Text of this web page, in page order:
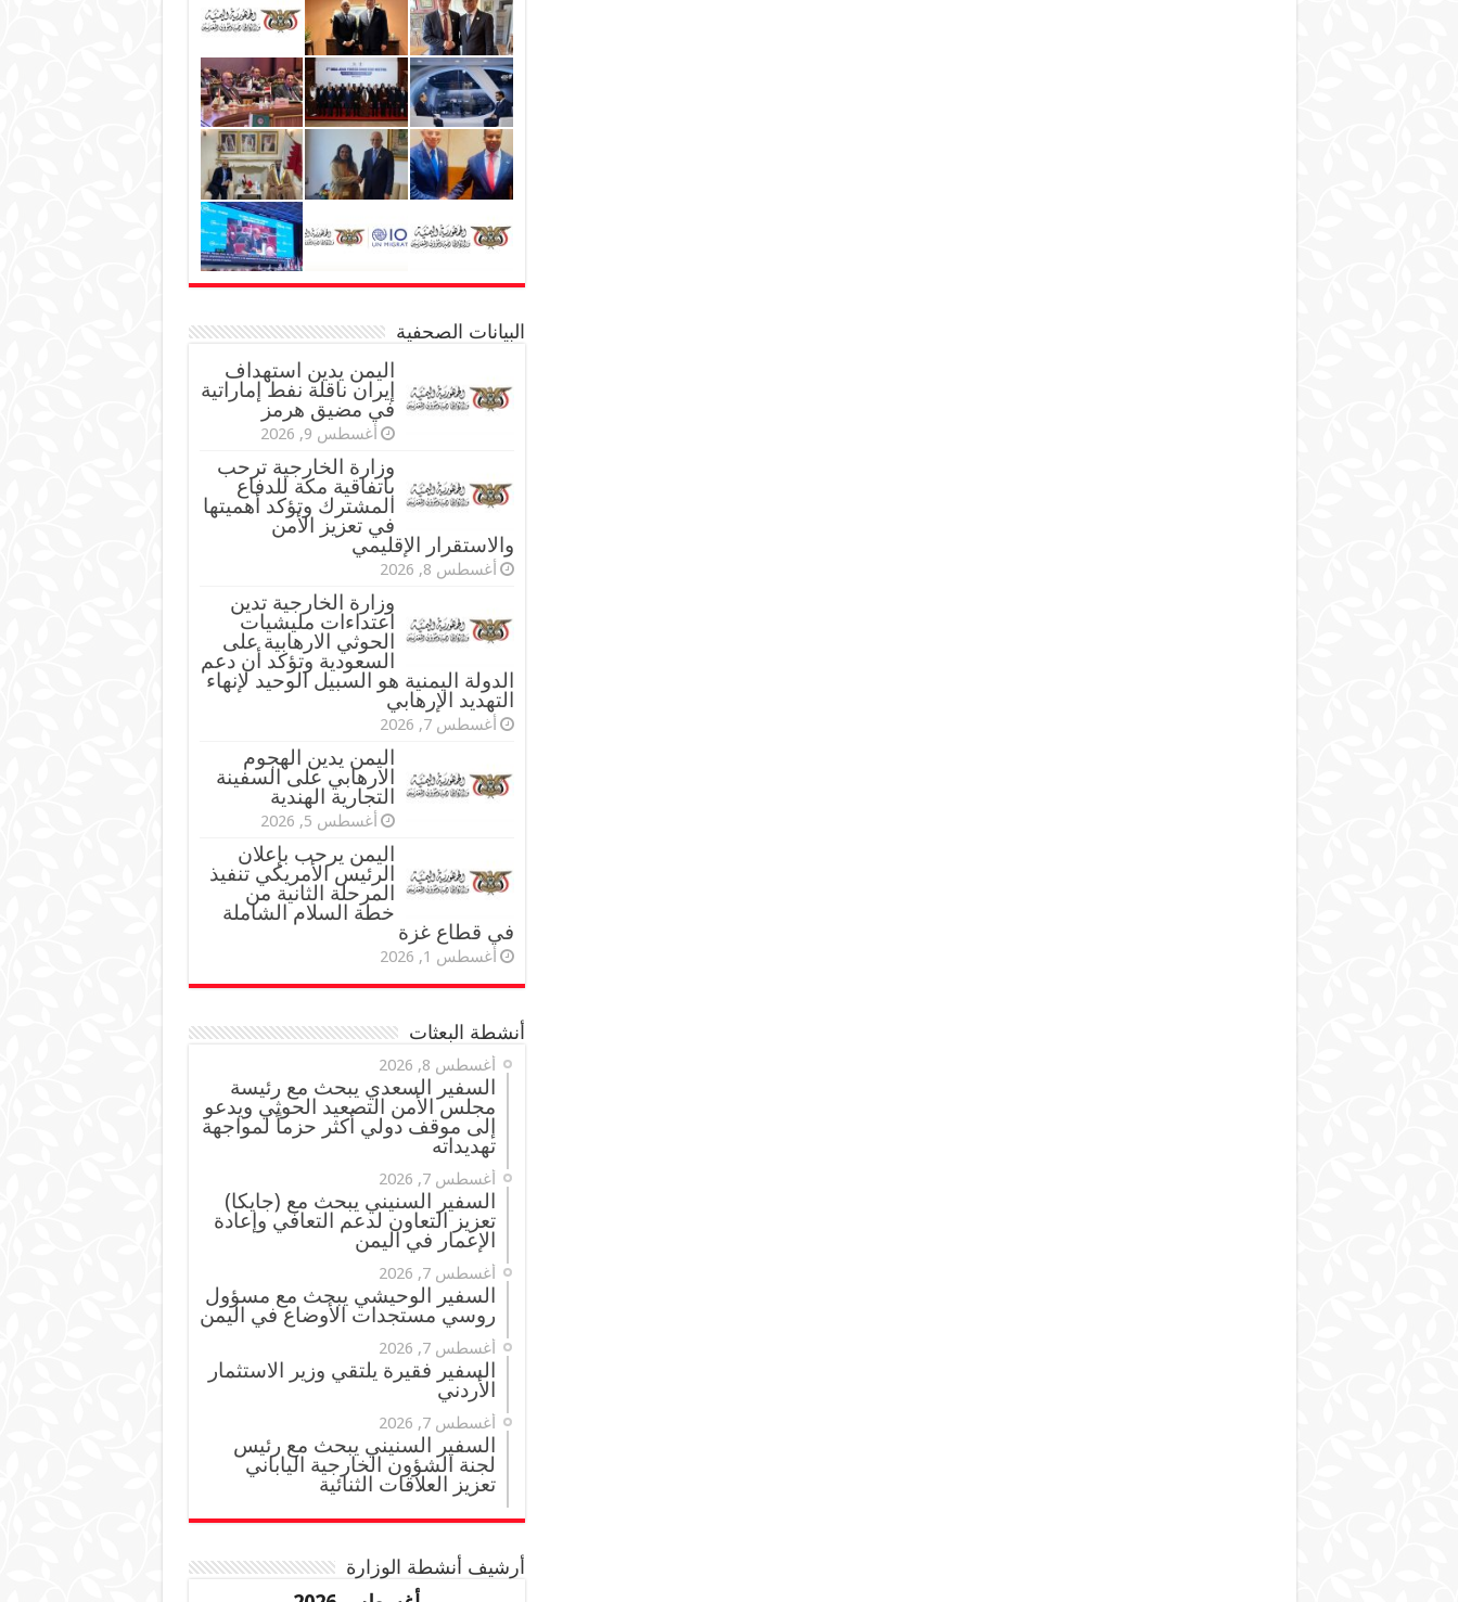
البيانات الصحفية
اليمن يدين استهداف
إيران ناقلة نفط إماراتية
في مضيق هرمز
أغسطس 9, 2026
وزارة الخارجية ترحب
باتفاقية مكة للدفاع
المشترك وتؤكد أهميتها
في تعزيز الأمن
والاستقرار الإقليمي
أغسطس 8, 2026
وزارة الخارجية تدين
اعتداءات مليشيات
الحوثي الارهابية على
السعودية وتؤكد أن دعم
الدولة اليمنية هو السبيل الوحيد لإنهاء
التهديد الإرهابي
أغسطس 7, 2026
اليمن يدين الهجوم
الارهابي على السفينة
التجارية الهندية
أغسطس 5, 2026
اليمن يرحب بإعلان
الرئيس الأمريكي تنفيذ
المرحلة الثانية من
خطة السلام الشاملة
في قطاع غزة
أغسطس 1, 2026
أنشطة البعثات
أغسطس 8, 2026
السفير السعدي يبحث مع رئيسة
مجلس الأمن التصعيد الحوثي ويدعو
إلى موقف دولي أكثر حزماً لمواجهة
تهديداته
أغسطس 7, 2026
السفير السنيني يبحث مع (جايكا)
تعزيز التعاون لدعم التعافي وإعادة
الإعمار في اليمن
أغسطس 7, 2026
السفير الوحيشي يبحث مع مسؤول
روسي مستجدات الأوضاع في اليمن
أغسطس 7, 2026
السفير فقيرة يلتقي وزير الاستثمار
الأردني
أغسطس 7, 2026
السفير السنيني يبحث مع رئيس
لجنة الشؤون الخارجية الياباني
تعزيز العلاقات الثنائية
أرشيف أنشطة الوزارة